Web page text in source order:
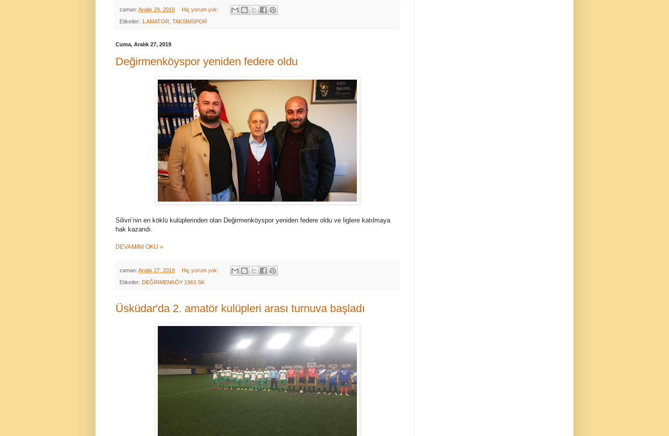
zaman: Aralık 29, 2019 Hiç yorum yok:
Etiketler: 1.AMATOR TAKSİMSPOR
Cuma, Aralık 27, 2019
Değirmenköyspor yeniden federe oldu
Silivri’nin en köklü kulüplerinden olan Değirmenköyspor yeniden federe oldu ve liglere katılmaya
hak kazandı.
DEVAMINI OKU »
zaman: Aralık 27, 2019 Hiç yorum yok:
Etiketler: DEĞİRMENKÖY 1963 SK
Üsküdar'da 2. amatör kulüpleri arası turnuva başladı